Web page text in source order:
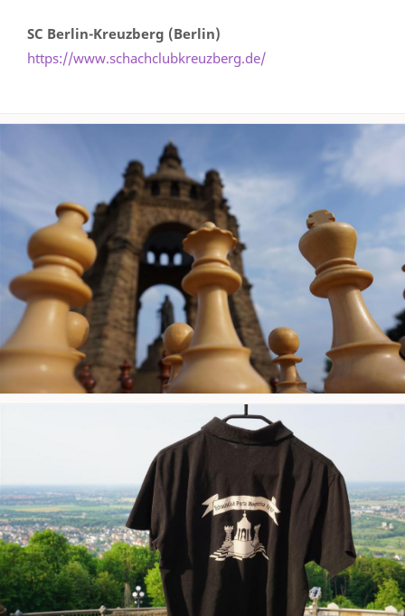
SC Berlin-Kreuzberg (Berlin)
https://www.schachclubkreuzberg.de/